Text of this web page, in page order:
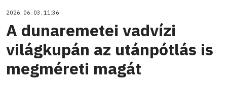
2026. 06. 03. 11:36
A dunaremetei vadvízi
világkupán az utánpótlás is
megméreti magát